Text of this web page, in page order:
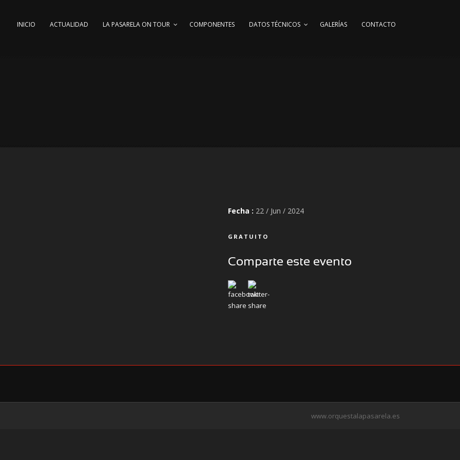
INICIO ACTUALIDAD LA PASARELA ON TOUR COMPONENTES DATOS TÉCNICOS GALERÍAS CONTACTO
Fecha : 22 / Jun / 2024
GRATUITO
Comparte este evento
www.orquestalapasarela.es